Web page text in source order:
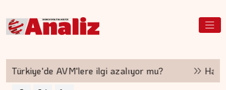
AVM'lere ilgi azalıyor mu? Hakan